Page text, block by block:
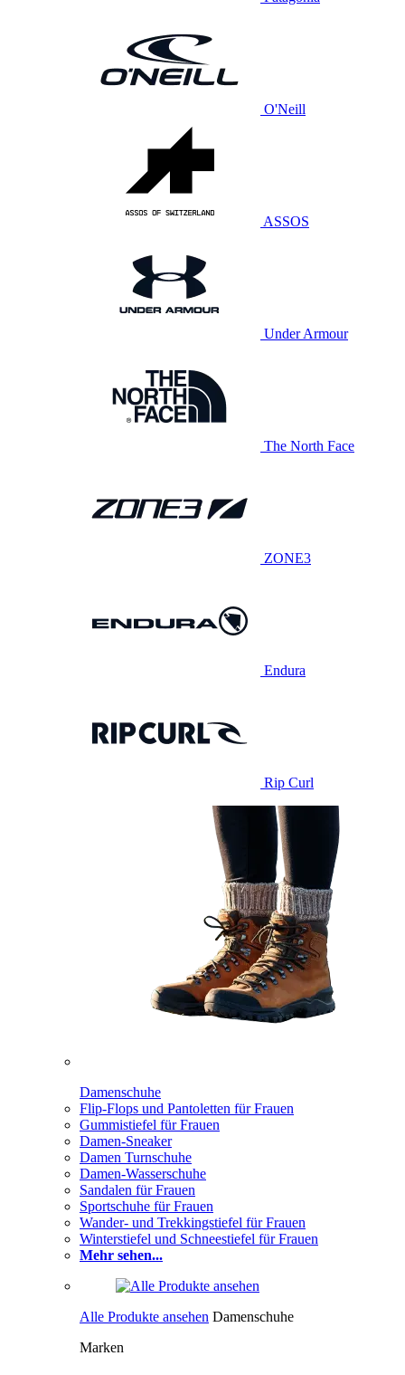
O'Neill
ASSOS
Under Armour
The North Face
ZONE3
Endura
Rip Curl
Damenschuhe
Flip-Flops und Pantoletten für Frauen
Gummistiefel für Frauen
Damen-Sneaker
Damen Turnschuhe
Damen-Wasserschuhe
Sandalen für Frauen
Sportschuhe für Frauen
Wander- und Trekkingstiefel für Frauen
Winterstiefel und Schneestiefel für Frauen
Mehr sehen...
Alle Produkte ansehen Damenschuhe
Marken